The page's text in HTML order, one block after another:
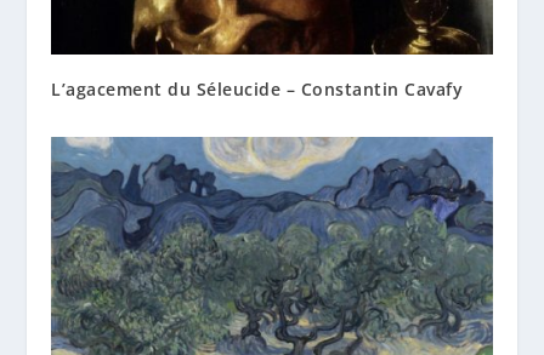
L’agacement du Séleucide – Constantin Cavafy